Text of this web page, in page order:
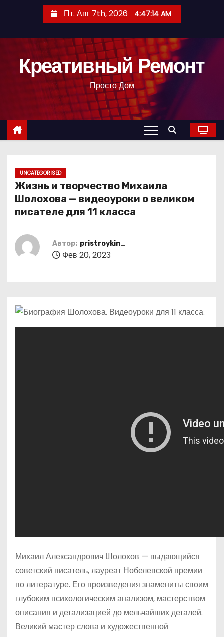
с
Пт. Авг 7th, 2026 4:47:15 AM
Креативный Ремонт
Просто Дом
UNCATEGORISED
Жизнь и творчество Михаила
Шолохова — видеоуроки о великом
писателе для 11 класса
Автор: pristroykin_
Фев 20, 2023
Михаил Александрович Шолохов — выдающийся
советский писатель, лауреат Нобелевской премии
по литературе. Его произведения знамениты своим
глубоким психологическим анализом, мастерством
описания и детализацией до мельчайших деталей.
Великий мастер слова и художественной